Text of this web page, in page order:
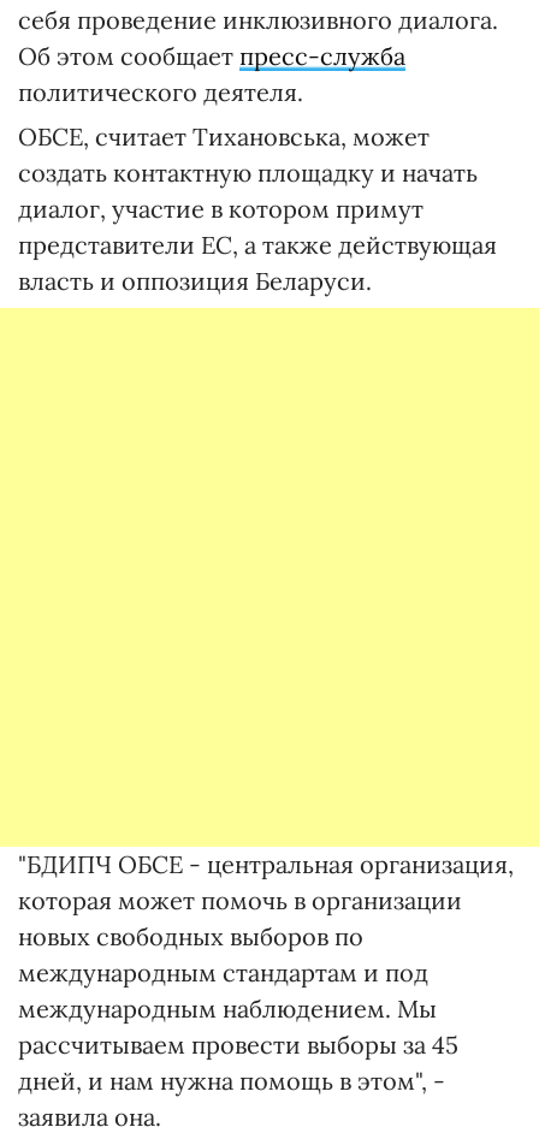
себя проведение инклюзивного диалога.
Об этом сообщает пресс-служба
политического деятеля.
ОБСЕ, считает Тихановська, может
создать контактную площадку и начать
диалог, участие в котором примут
представители ЕС, а также действующая
власть и оппозиция Беларуси.
"БДИПЧ ОБСЕ - центральная организация,
которая может помочь в организации
новых свободных выборов по
международным стандартам и под
международным наблюдением. Мы
рассчитываем провести выборы за 45
дней, и нам нужна помощь в этом", -
заявила она.